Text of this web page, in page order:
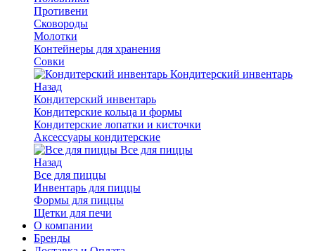
Противени
Сковороды
Молотки
Контейнеры для хранения
Совки
Кондитерский инвентарь
Назад
Кондитерский инвентарь
Кондитерские кольца и формы
Кондитерские лопатки и кисточки
Аксессуары кондитерские
Все для пиццы
Назад
Все для пиццы
Инвентарь для пиццы
Формы для пиццы
Щетки для печи
О компании
Бренды